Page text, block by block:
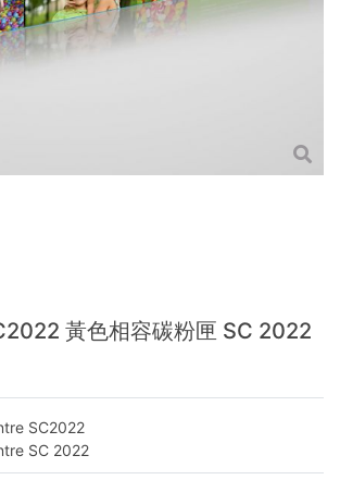
黃色相容碳粉匣 SC 2022
SC2022
SC 2022